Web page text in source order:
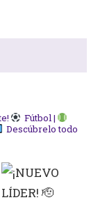
Fútbol |
Descúbrelo todo